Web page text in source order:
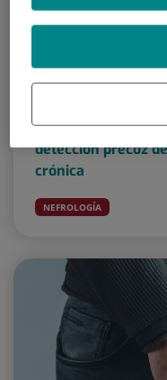
Día Mundial
de sangre y de
detección precoz
crónica
NEFROLOGÍA